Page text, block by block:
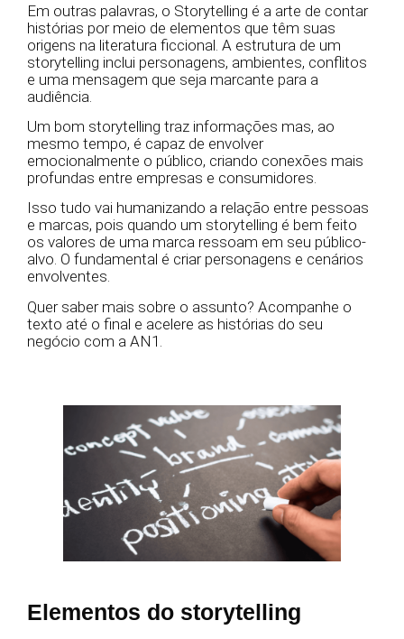
Em outras palavras, o Storytelling é a arte de contar
histórias por meio de elementos que têm suas
origens na literatura ficcional. A estrutura de um
storytelling inclui personagens, ambientes, conflitos
e uma mensagem que seja marcante para a
audiência.
Um bom storytelling traz informações mas, ao
mesmo tempo, é capaz de envolver
emocionalmente o público, criando conexões mais
profundas entre empresas e consumidores.
Isso tudo vai humanizando a relação entre pessoas
e marcas, pois quando um storytelling é bem feito
os valores de uma marca ressoam em seu público-
alvo. O fundamental é criar personagens e cenários
envolventes.
Quer saber mais sobre o assunto? Acompanhe o
texto até o final e acelere as histórias do seu
negócio com a AN1.
Elementos do storytelling